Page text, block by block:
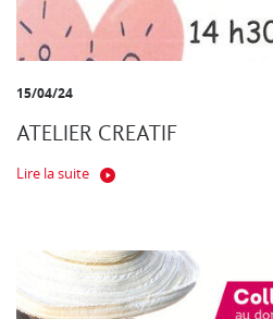
15/04/24
ATELIER CREATIF
Lire la suite